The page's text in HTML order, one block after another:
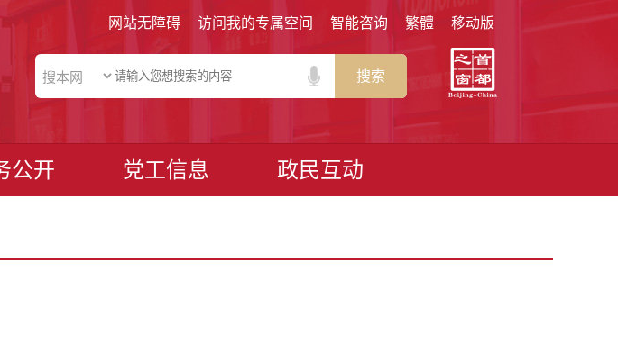
网站无障碍 访问我的专属空间 智能咨询 繁體 移动版
搜索
公开 党工信息 政民互动